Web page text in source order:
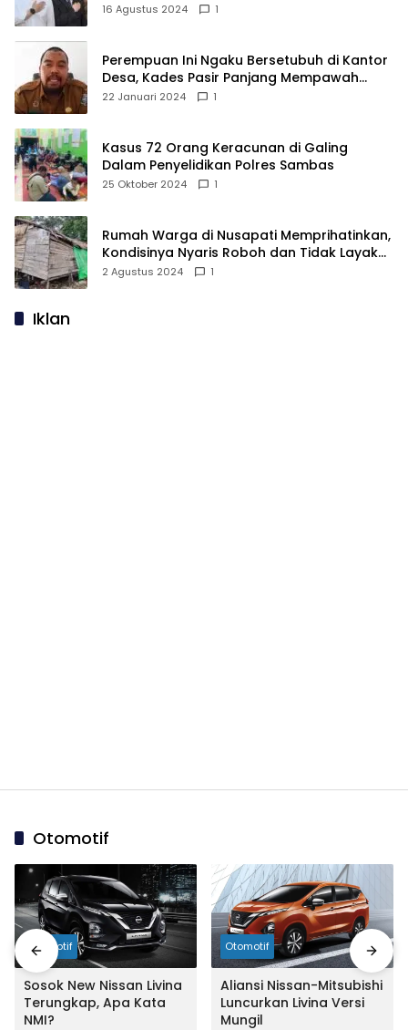
16 Agustus 2024 1
Perempuan Ini Ngaku Bersetubuh di Kantor
Desa, Kades Pasir Panjang Mempawah
Membantah: Silakan Buktikan!
22 Januari 2024 1
Kasus 72 Orang Keracunan di Galing
Dalam Penyelidikan Polres Sambas
25 Oktober 2024 1
Rumah Warga di Nusapati Memprihatinkan,
Kondisinya Nyaris Roboh dan Tidak Layak
Huni
2 Agustus 2024 1
Iklan
Otomotif
Otomotif
Sosok New Nissan Livina
Terungkap, Apa Kata
NMI?
Otomotif
Aliansi Nissan-Mitsubishi
Luncurkan Livina Versi
Mungil